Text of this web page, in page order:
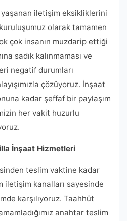
iletişim eksikliklerini
olarak tamamen
çok insanın muzdarip ettiği
sadık kalınmaması ve
negatif durumları
çözüyoruz. İnşaat
kadar şeffaf bir paylaşım
her vakit huzurlu
İnşaat Hizmetleri
teslim vaktine kadar
iletişim kanalları sayesinde
karşılıyoruz. Taahhüt
anahtar teslim